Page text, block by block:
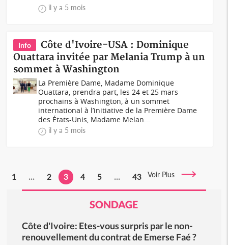
il y a 5 mois
Info
Côte d'Ivoire-USA : Dominique
Ouattara invitée par Melania Trump à un
sommet à Washington
La Première Dame, Madame Dominique
Ouattara, prendra part, les 24 et 25 mars
prochains à Washington, à un sommet
international à l’initiative de la Première Dame
des États-Unis, Madame Melan...
il y a 5 mois
1 ... 2 3 4 5 ... 43 Voir Plus
SONDAGE
Côte d'Ivoire: Etes-vous surpris par le non-
renouvellement du contrat de Emerse Faé ?